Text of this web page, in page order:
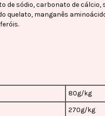
de sódio, carbonato de
manganês
80g/kg
270g/kg